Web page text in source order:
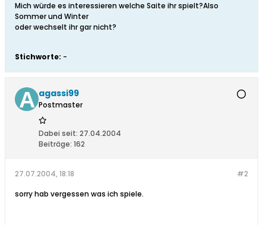
Mich würde es interessieren welche Saite ihr spielt?Also
Sommer und Winter
oder wechselt ihr gar nicht?
Stichworte: -
agassi99
Postmaster
Dabei seit: 27.04.2004
Beiträge: 162
#2
27.07.2004, 18:18
sorry hab vergessen was ich spiele.